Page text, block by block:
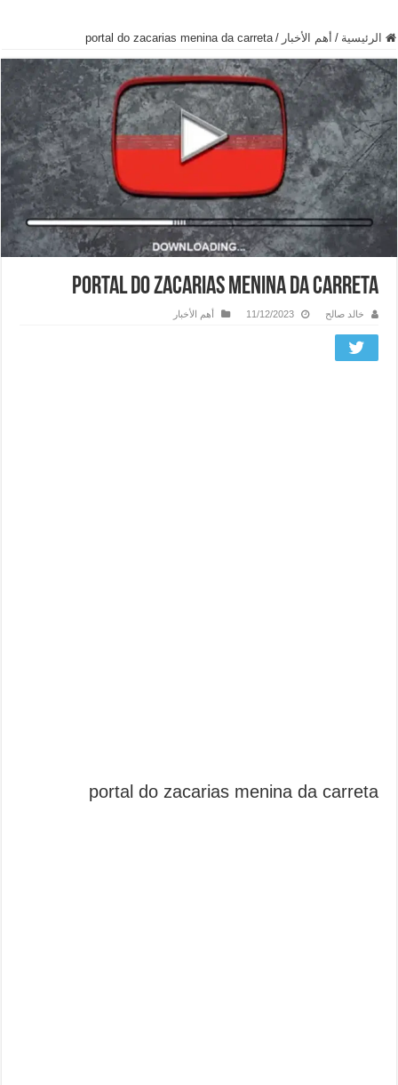
الرئيسية / أهم الأخبار /
portal do zacarias menina da carreta
portal do zacarias menina da carreta
خالد صالح 11/12/2023 أهم الأخبار
portal do zacarias menina da carreta